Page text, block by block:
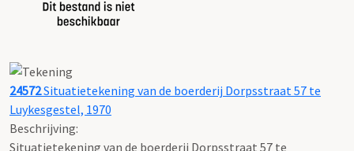
24572Situatietekening van de boerderij Dorpsstraat 57 te
Luykesgestel, 1970
Beschrijving:
Situatietekening van de boerderij Dorpsstraat 57 te